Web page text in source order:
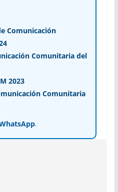
Comunicación
Comunitaria del
2023
Comunitaria
.